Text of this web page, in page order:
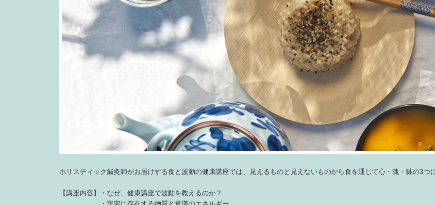
ホリスティック鍼灸師がお届けする食と波動の健康講座では、見えるものと見えないものから食を通じて心・魂・躰の3つ
【講座内容】・なぜ、健康講座で波動を教えるのか？
・宇宙に存在する物質と意識のエネルギー